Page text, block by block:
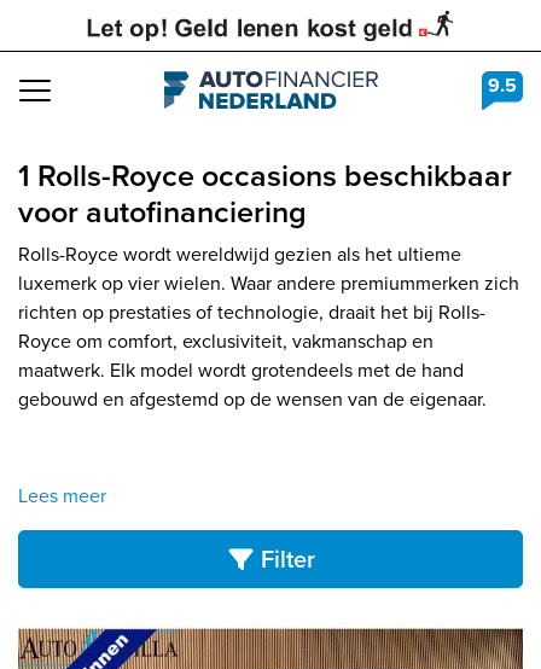
Navigation 9.5
1 Rolls-Royce occasions beschikbaar
voor autofinanciering
Rolls-Royce wordt wereldwijd gezien als het ultieme
luxemerk op vier wielen. Waar andere premiummerken zich
richten op prestaties of technologie, draait het bij Rolls-
Royce om comfort, exclusiviteit, vakmanschap en
maatwerk. Elk model wordt grotendeels met de hand
gebouwd en afgestemd op de wensen van de eigenaar.
Lees meer
Filter